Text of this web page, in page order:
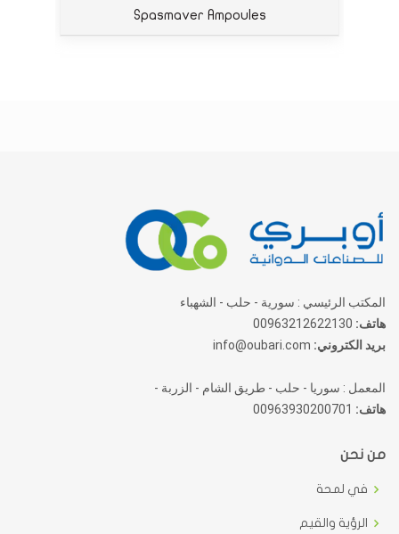
Spasmaver Ampoules
المكتب الرئيسي : سورية - حلب - الشهباء
هاتف:
بريد الكتروني:
المعمل : سوريا - حلب - طريق الشام - الزربة -
هاتف:
من نحن
في لمحة
الرؤية والقيم